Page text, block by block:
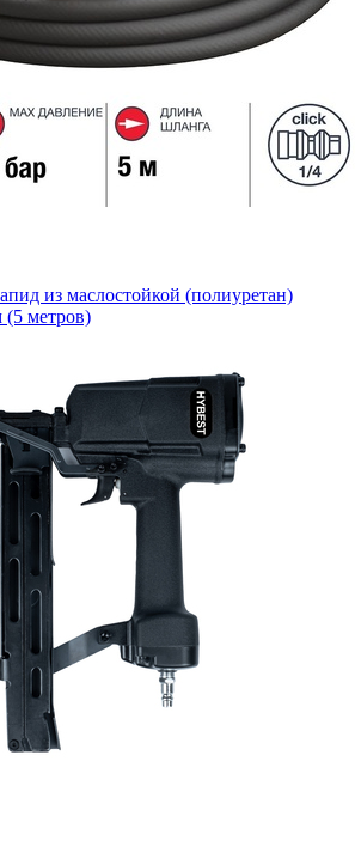
из маслостойкой (полиуретан)
(5 метров)